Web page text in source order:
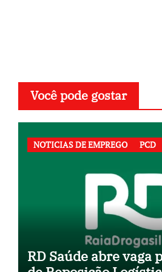
Você pode gostar
NOTICIAS DE EMPREGO PCD
RD Saúde abre vaga